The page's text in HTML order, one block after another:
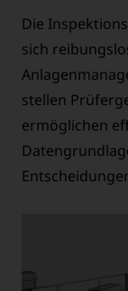
Die
sich
stellen
ermöglichen